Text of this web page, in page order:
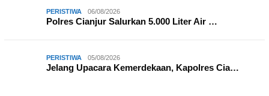
PERISTIWA 06/08/2026
Polres Cianjur Salurkan 5.000 Liter Air …
PERISTIWA 05/08/2026
Jelang Upacara Kemerdekaan, Kapolres Cia…